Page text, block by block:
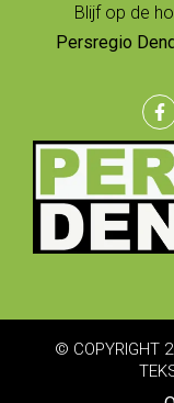
Blijf op de
Persregio
© COPYRIGHT